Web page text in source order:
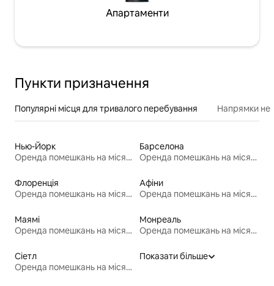
Апартаменти
Пункти призначення
Популярні місця для тривалого перебування Напрямки
Нью-Йорк
Оренда помешкань на місяць
Барселона
Оренда помешкань на місяць
Флоренція
Оренда помешкань на місяць
Афіни
Оренда помешкань на місяць
Маямі
Оренда помешкань на місяць
Монреаль
Оренда помешкань на місяць
Сіетл
Оренда помешкань на місяць
Показати більше